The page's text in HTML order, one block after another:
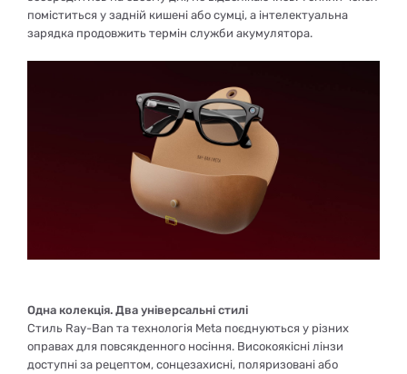
поміститься у задній кишені або сумці, а інтелектуальна
зарядка продовжить термін служби акумулятора.
Одна колекція. Два універсальні стилі
Стиль Ray-Ban та технологія Meta поєднуються у різних
оправах для повсякденного носіння. Високоякісні лінзи
доступні за рецептом, сонцезахисні, поляризовані або